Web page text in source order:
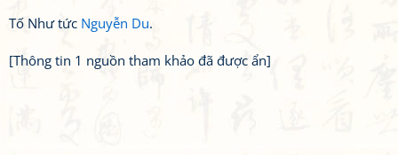
Tố Như tức Nguyễn Du.
[Thông tin 1 nguồn tham khảo đã được ẩn]